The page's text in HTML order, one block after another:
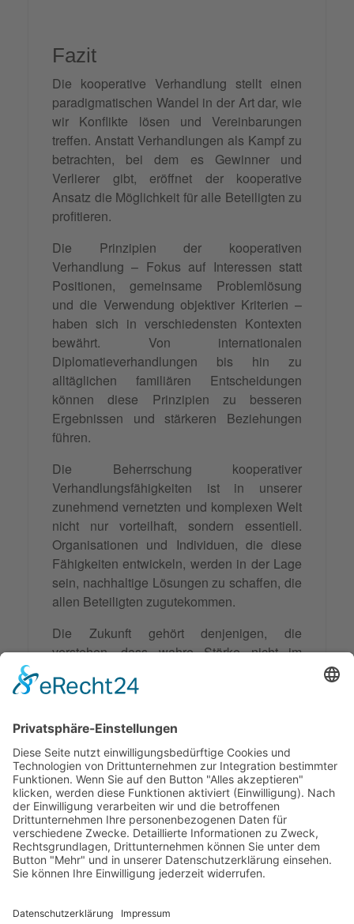
Fazit
Die kooperative Verhandlung stellt einen
paradigmatischen Wandel in der Art dar, wie
wir Konflikte lösen und Vereinbarungen
treffen. Anstatt Verhandlungen als Kampf zu
betrachten, bei dem es Gewinner und
Verlierer gibt, eröffnet der kooperative
Ansatz die Möglichkeit für alle Beteiligten zu
profitieren.
Die Prinzipien der kooperativen
Verhandlung – Fokus auf Interessen statt
Positionen, gemeinsame Problemlösung
und die Verwendung objektiver Kriterien –
haben sich in verschiedensten Kontexten
bewährt. Von internationalen
Diplomatieverhandlungen bis hin zu
alltäglichen familiären Entscheidungen
können diese Prinzipien zu besseren
Ergebnissen und stärkeren Beziehungen
führen.
Die Beherrschung kooperativer
Verhandlungsfähigkeiten ist in unserer
zunehmend vernetzten und komplexen Welt
nicht nur vorteilhaft, sondern essentiell.
Organisationen und Individuen, die diese
Fähigkeiten entwickeln, werden in der Lage
sein, nachhaltige Lösungen zu schaffen, die
allen Beteiligten zugutekommen.
Die Zukunft gehört denjenigen, die
verstehen, dass wahre Stärke nicht im
Fähigkeit, gemeinsam Lösungen zu
Vorteil sind. Kooperative Verhandlung ist
nicht nur eine Methode – sie ist eine
Haltung, die zu einer besseren,
kollaborativeren Welt beitragen kann.
© 2026 Frank Hartung Ihr Mediator bei Konflikten in Familie,